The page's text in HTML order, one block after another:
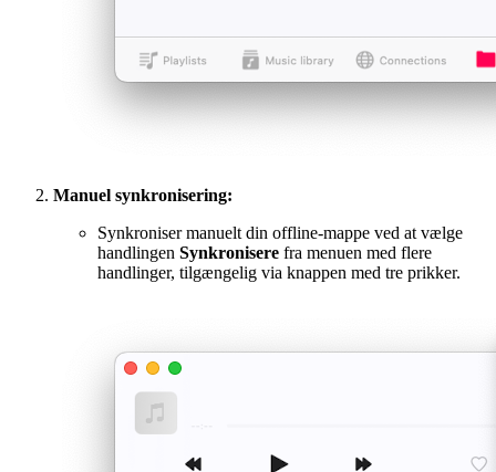
Manuel synkronisering:
Synkroniser manuelt din offline-mappe ved at vælge
handlingen Synkronisere fra menuen med flere
handlinger, tilgængelig via knappen med tre prikker.